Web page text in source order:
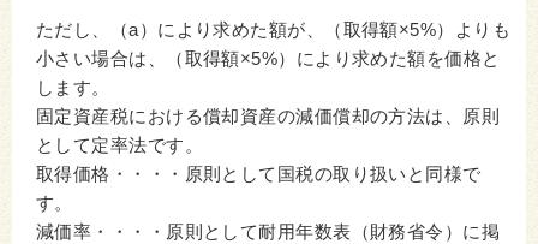
ただし、（a）により求めた額が、（取得額×5%）よりも
小さい場合は、（取得額×5%）により求めた額を価格と
します。
固定資産税における償却資産の減価償却の方法は、原則
として定率法です。
取得価格・・・・原則として国税の取り扱いと同様で
す。
減価率・・・・原則として耐用年数表（財務省令）に掲